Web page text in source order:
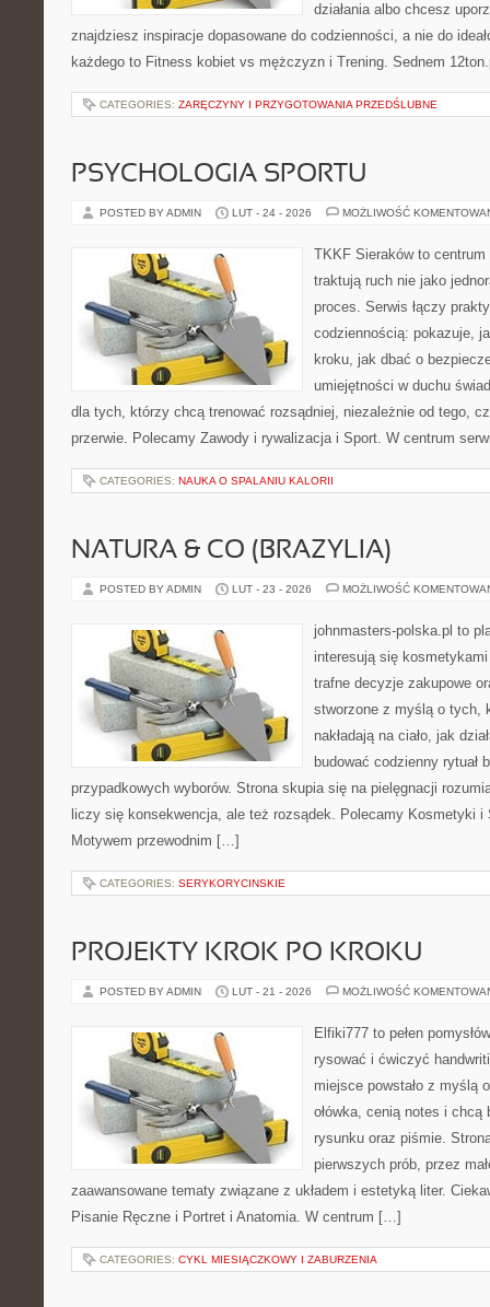
działania albo chcesz
znajdziesz inspiracje dopasowane do codzienności, a nie do
każdego to Fitness kobiet vs mężczyzn i Trening. Sednem
CATEGORIES: ZARĘCZYNY I PRZYGOTOWANIA PRZEDŚLUBNE
PSYCHOLOGIA SPORTU
POSTED BY ADMIN LUT - 24 - 2026 MOŻLIWOŚĆ
TKKF Sieraków to
traktują ruch nie jako
proces. Serwis łączy
codziennością: pokazuje,
kroku, jak dbać o
umiejętności w duchu
dla tych, którzy chcą trenować rozsądniej, niezależnie od tego,
przerwie. Polecamy Zawody i rywalizacja i Sport. W centrum
CATEGORIES: NAUKA O SPALANIU KALORII
NATURA & CO (BRAZYLIA)
POSTED BY ADMIN LUT - 23 - 2026 MOŻLIWOŚĆ
johnmasters-polska.pl to
interesują się
trafne decyzje zakupowe
stworzone z myślą o tych,
nakładają na ciało, jak
budować codzienny rytuał
przypadkowych wyborów. Strona skupia się na pielęgnacji
liczy się konsekwencja, ale też rozsądek. Polecamy Kosmetyki i
Motywem przewodnim […]
CATEGORIES: SERYKORYCINSKIE
PROJEKTY KROK PO KROKU
POSTED BY ADMIN LUT - 21 - 2026 MOŻLIWOŚĆ
Elfiki777 to pełen
rysować i ćwiczyć
miejsce powstało z myślą
ołówka, cenią notes i chcą
rysunku oraz piśmie.
pierwszych prób, przez
zaawansowane tematy związane z układem i estetyką liter.
Pisanie Ręczne i Portret i Anatomia. W centrum […]
CATEGORIES: CYKL MIESIĄCZKOWY I ZABURZENIA